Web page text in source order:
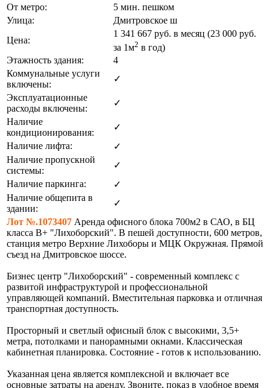
От метро:
5 мин. пешком
Улица:
Дмитровское ш
Цена:
1 341 667 руб. в месяц (23 000 руб.
за 1м2 в год)
Этажность здания:
4
Коммунальные услуги
включены:
✓
Эксплуатационные
расходы включены:
✓
Наличие
кондиционирования:
✓
Наличие лифта:
✓
Наличие пропускной
системы:
✓
Наличие паркинга:
✓
Наличие общепита в
здании:
✓
Лот №.1073407 Аренда офисного блока 700м2 в САО, в БЦ
класса В+ "Лихоборский". В пешей доступности, 600 метров,
станция метро Верхние Лихоборы и МЦК Окружная. Прямой
съезд на Дмитровское шоссе.
Бизнес центр "Лихоборский" - современный комплекс с
развитой инфраструктурой и профессиональной
управляющей компаний. Вместительная парковка и отличная
транспортная доступность.
Просторный и светлый офисный блок с высокими, 3,5+
метра, потолками и панорамными окнами. Классическая
кабинетная планировка. Состояние - готов к использованию.
Указанная цена является комплексной и включает все
основные затраты на аренду. Звоните, показ в удобное время